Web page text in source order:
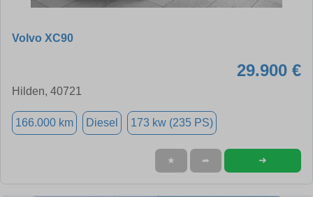
Volvo XC90
29.900 €
Hilden, 40721
166.000 km Diesel 173 kw (235 PS)
★ ➦ ➜